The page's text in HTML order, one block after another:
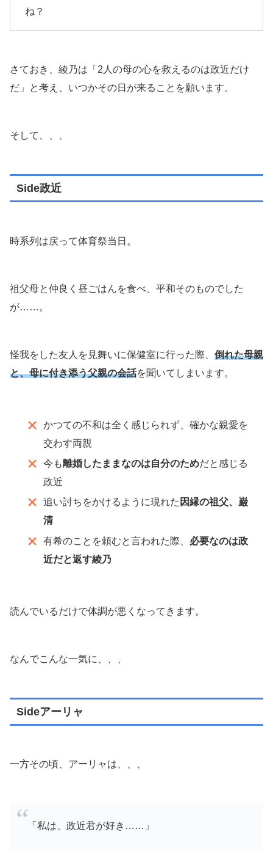
ね？
さておき、綾乃は「2人の母の心を救えるのは政近だけ
だ」と考え、いつかその日が来ることを願います。
そして、、、
Side政近
時系列は戻って体育祭当日。
祖父母と仲良く昼ごはんを食べ、平和そのものでした
が……。
怪我をした友人を見舞いに保健室に行った際、 倒れた母親
と、母に付き添う父親の会話を聞いてしまいます。
かつての不和は全く感じられず、確かな親愛を
交わす両親
今も離婚したままなのは自分のためだと感じる
政近
追い討ちをかけるように現れた 因縁の祖父、巌
清
有希のことを頼むと言われた際、 必要なのは政
近だと返す綾乃
読んでいるだけで体調が悪くなってきます。
なんでこんな一気に、、、
Sideアーリャ
一方その頃、アーリャは、、、
「私は、政近君が好き……」